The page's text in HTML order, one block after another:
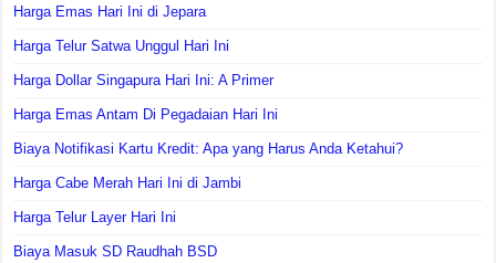
Harga Emas Hari Ini di Jepara
Harga Telur Satwa Unggul Hari Ini
Harga Dollar Singapura Hari Ini: A Primer
Harga Emas Antam Di Pegadaian Hari Ini
Biaya Notifikasi Kartu Kredit: Apa yang Harus Anda Ketahui?
Harga Cabe Merah Hari Ini di Jambi
Harga Telur Layer Hari Ini
Biaya Masuk SD Raudhah BSD